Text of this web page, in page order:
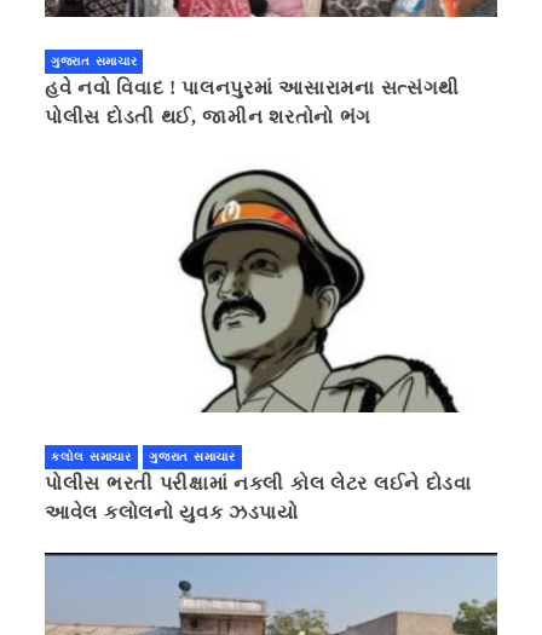
ગુજરાત સમાચાર
હવે નવો વિવાદ ! પાલનપુરમાં આસારામના સત્સંગથી
પોલીસ દોડતી થઈ, જામીન શરતોનો ભંગ
કલોલ સમાચાર ગુજરાત સમાચાર
પોલીસ ભરતી પરીક્ષામાં નકલી કોલ લેટર લઈને દોડવા
આવેલ કલોલનો યુવક ઝડપાયો